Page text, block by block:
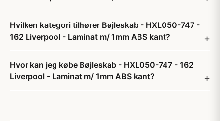
Hvilken kategori tilhører Bøjleskab - HXL050-747 -
162 Liverpool - Laminat m/ 1mm ABS kant?
Hvor kan jeg købe Bøjleskab - HXL050-747 - 162
Liverpool - Laminat m/ 1mm ABS kant?